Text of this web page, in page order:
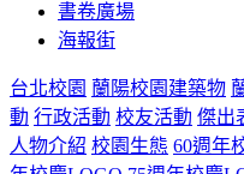
書卷廣場
海報街
台北校園 蘭陽校園建築物
動 行政活動 校友活動 傑出
人物介紹 校園生態 60週年